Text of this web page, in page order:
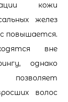
кожи
желез
повышается.
вне
однако
волос